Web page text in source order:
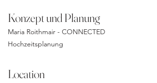
Konzept und Planung
Maria Roithmair - CONNECTED
Hochzeitsplanung
Location